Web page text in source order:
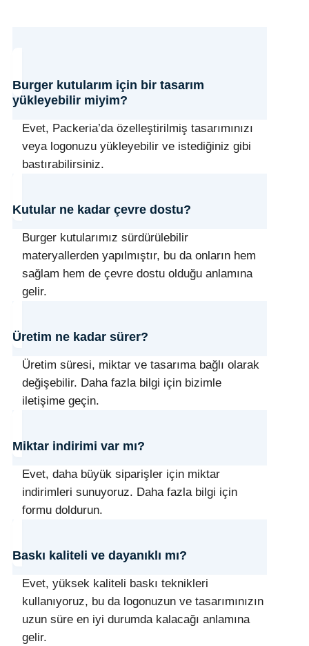
Burger kutularım için bir tasarım
yükleyebilir miyim?
Evet, Packeria’da özelleştirilmiş tasarımınızı
veya logonuzu yükleyebilir ve istediğiniz gibi
bastırabilirsiniz.
Kutular ne kadar çevre dostu?
Burger kutularımız sürdürülebilir
materyallerden yapılmıştır, bu da onların hem
sağlam hem de çevre dostu olduğu anlamına
gelir.
Üretim ne kadar sürer?
Üretim süresi, miktar ve tasarıma bağlı olarak
değişebilir. Daha fazla bilgi için bizimle
iletişime geçin.
Miktar indirimi var mı?
Evet, daha büyük siparişler için miktar
indirimleri sunuyoruz. Daha fazla bilgi için
formu doldurun.
Baskı kaliteli ve dayanıklı mı?
Evet, yüksek kaliteli baskı teknikleri
kullanıyoruz, bu da logonuzun ve tasarımınızın
uzun süre en iyi durumda kalacağı anlamına
gelir.